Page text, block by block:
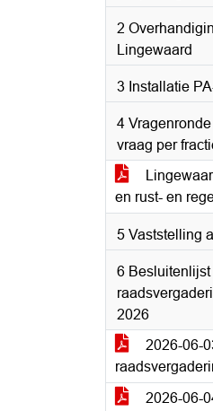
2
Lingewaard
3 Installatie
4
vraag per
en rust- en
5 Vaststelling
6 Besluitenlijst
2026
2026-06-
2026-06-